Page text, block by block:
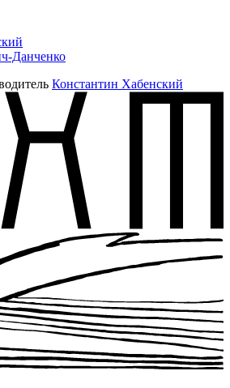
Данченко
Константин Хабенский